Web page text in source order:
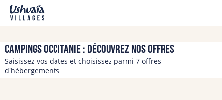
Campings Occitanie : découvrez nos offres
Saisissez vos dates et choisissez parmi 7 offres
d'hébergements